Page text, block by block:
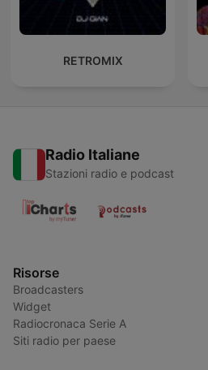
RETROMIX
Radio Italiane
Stazioni radio e podcast
Risorse
Broadcasters
Widget
Radiocronaca Serie A
Siti radio per paese